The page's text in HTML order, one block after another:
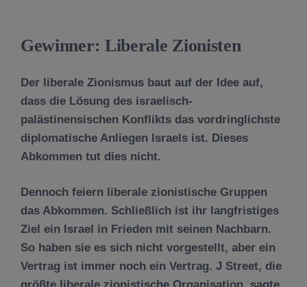
Gewinner: Liberale Zionisten
Der liberale Zionismus baut auf der Idee auf,
dass die Lösung des israelisch-
palästinensischen Konflikts das vordringlichste
diplomatische Anliegen Israels ist. Dieses
Abkommen tut dies nicht.
Dennoch feiern liberale zionistische Gruppen
das Abkommen. Schließlich ist ihr langfristiges
Ziel ein Israel in Frieden mit seinen Nachbarn.
So haben sie es sich nicht vorgestellt, aber ein
Vertrag ist immer noch ein Vertrag. J Street, die